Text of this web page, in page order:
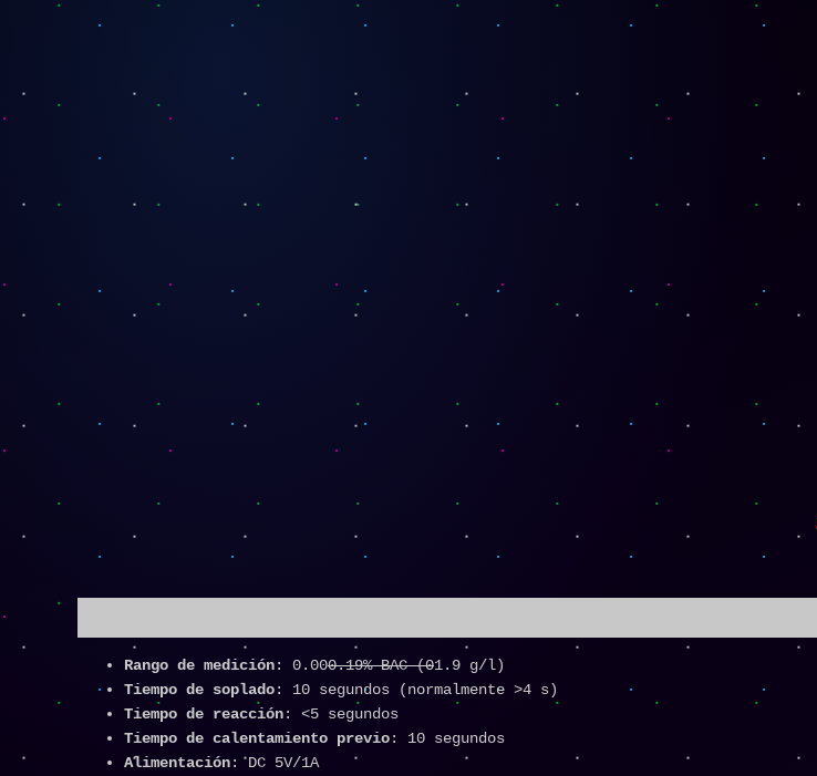
Rango de medición: 0.000.19% BAC (01.9 g/l)
Tiempo de soplado: 10 segundos (normalmente >4 s)
Tiempo de reacción: <5 segundos
Tiempo de calentamiento previo: 10 segundos
Alimentación: DC 5V/1A